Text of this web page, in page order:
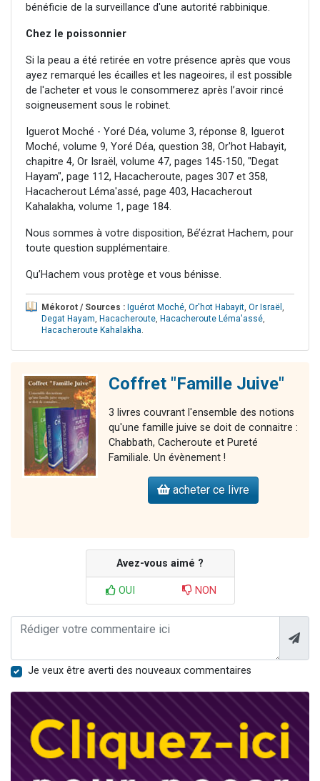
bénéficie de la surveillance d'une autorité rabbinique.
Chez le poissonnier
Si la peau a été retirée en votre présence après que vous
ayez remarqué les écailles et les nageoires, il est possible
de l'acheter et vous le consommerez après l’avoir rincé
soigneusement sous le robinet.
Iguerot Moché - Yoré Déa, volume 3, réponse 8, Iguerot
Moché, volume 9, Yoré Déa, question 38, Or'hot Habayit,
chapitre 4, Or Israël, volume 47, pages 145-150, "Degat
Hayam", page 112, Hacacheroute, pages 307 et 358,
Hacacherout Léma'assé, page 403, Hacacherout
Kahalakha, volume 1, page 184.
Nous sommes à votre disposition, Bé’ézrat Hachem, pour
toute question supplémentaire.
Qu’Hachem vous protège et vous bénisse.
Mékorot / Sources : Iguérot Moché, Or'hot Habayit, Or Israël ,
Degat Hayam, Hacacheroute, Hacacheroute Léma'assé,
Hacacheroute Kahalakha.
Coffret "Famille Juive"
3 livres couvrant l'ensemble des notions
qu'une famille juive se doit de connaitre :
Chabbath, Cacheroute et Pureté
Familiale. Un évènement !
acheter ce livre
Avez-vous aimé ?
OUI NON
Je veux être averti des nouveaux commentaires